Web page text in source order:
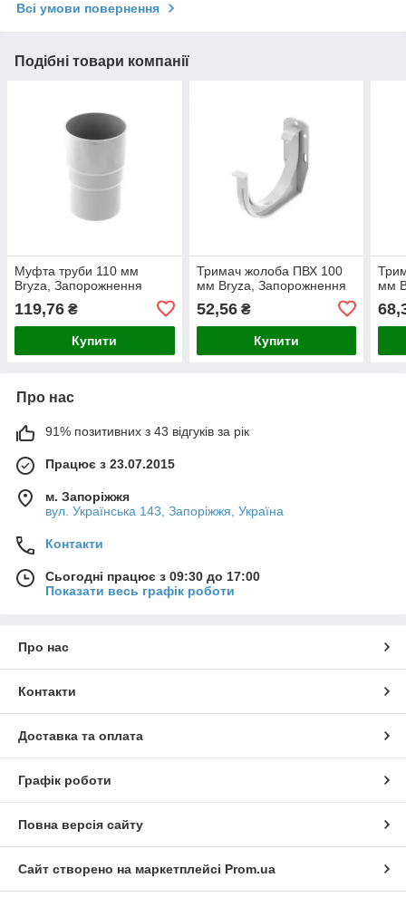
Всі умови повернення
Подібні товари компанії
Муфта труби 110 мм
Bryza, Запорожнення
119,76 ₴
Купити
Тримач жолоба ПВХ 100
мм Bryza, Запорожнення
52,56₴
Купити
мм
Про нас
91% позитивних з 43 відгуків за рік
Працює з 23.07.2015
м. Запоріжжя
вул. Українська 143, Запоріжжя, Україна
Контакти
Сьогодні працює з 09:30 до 17:00
Показати весь графік роботи
Про нас
Контакти
Доставка та оплата
Графік роботи
Повна версія сайту
Сайт створено на маркетплейсі Prom.ua